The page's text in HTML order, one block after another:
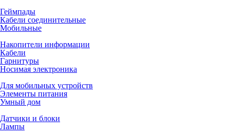
Геймпады
Кабели соединительные
Мобильные
Накопители информации
Кабели
Гарнитуры
Носимая электроника
Для мобильных устройств
Элементы питания
Умный дом
Датчики и блоки
Лампы